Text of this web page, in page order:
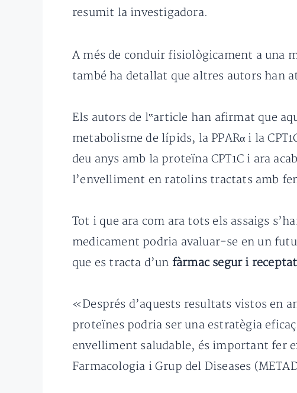
resumit la investigadora.
A més de conduir fisiològicament a una
també ha detallat que altres autors han
Els autors de l‟article han afirmat que
metabolisme de lípids, la PPARα i la
deu anys amb la proteïna CPT1C i ara
l’envelliment en ratolins tractats amb
Tot i que ara com ara tots els assaigs
medicament podria avaluar-se en un
que es tracta d’un fàrmac segur i
«Després d’aquests resultats vistos en
proteïnes podria ser una estratègia
envelliment saludable, és important fer
Farmacologia i Grup del Diseases